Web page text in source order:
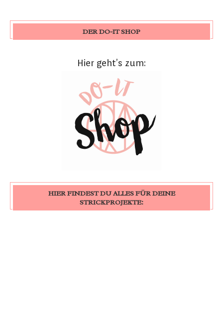
DER DO-IT SHOP
Hier geht’s zum:
HIER FINDEST DU ALLES FÜR DEINE
STRICKPROJEKTE: